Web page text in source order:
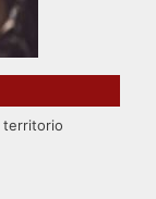
territorio